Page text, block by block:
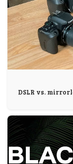
DSLR vs.